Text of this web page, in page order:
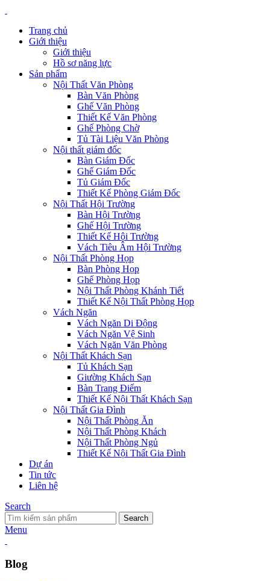
Trang chủ
Giới thiệu
Giới thiệu
Hồ sơ năng lực
Sản phẩm
Nội Thất Văn Phòng
Bàn Văn Phòng
Ghế Văn Phòng
Thiết Kế Văn Phòng
Ghế Phòng Chờ
Tủ Tài Liệu Văn Phòng
Nội thất giám đốc
Bàn Giám Đốc
Ghế Giám Đốc
Tủ Giám Đốc
Thiết Kế Phòng Giám Đốc
Nội Thất Hội Trường
Bàn Hội Trường
Ghế Hội Trường
Thiết Kế Hội Trường
Vách Tiêu Âm Hội Trường
Nội Thất Phòng Họp
Bàn Phòng Họp
Ghế Phòng Họp
Nội Thất Phòng Khánh Tiết
Thiết Kế Nội Thất Phòng Họp
Vách Ngăn
Vách Ngăn Di Động
Vách Ngăn Vệ Sinh
Vách Ngăn Văn Phòng
Nội Thất Khách Sạn
Tủ Khách Sạn
Giường Khách Sạn
Bàn Trang Điểm
Thiết Kế Nội Thất Khách Sạn
Nội Thất Gia Đình
Nội Thất Phòng Ăn
Nội Thất Phòng Khách
Nội Thất Phòng Ngủ
Thiết Kế Nội Thất Gia Đình
Dự án
Tin tức
Liên hệ
Search
Search
Menu
Blog